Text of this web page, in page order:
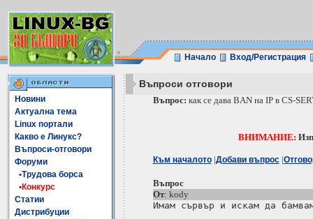
Начало Вход/Регистрация
Новини
Актуална тема
Linux портали
Какво е Линукс?
Въпроси-отговори
Форуми
•Трудова борса
•Конкурс
Статии
Дистрибуции
Въпроси отговори
Въпрос: как се дава BAN на IP в CS-
ВНИМАНИЕ:
Към началото|Добави въпрос|
Въпрос
От: kody
Имам сървър и искам да